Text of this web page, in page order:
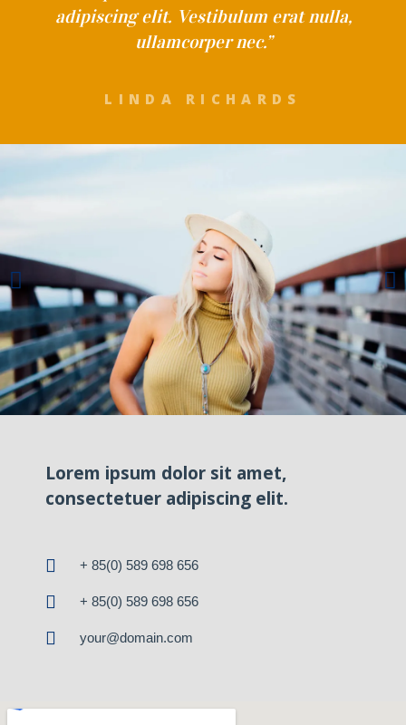
adipiscing elit. Vestibulum erat nulla,
ullamcorper nec.”
LINDA RICHARDS
Lorem ipsum dolor sit amet,
consectetuer adipiscing elit.
+ 85(0) 589 698 656
+ 85(0) 589 698 656
your@domain.com